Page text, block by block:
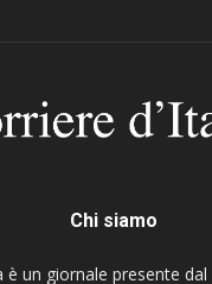
Chi siamo
è un giornale presente